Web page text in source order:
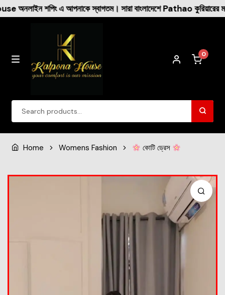
স্বাগতম। সারা বাংলাদেশে Pathao কুরিয়ারের মাধ্যমে ক্যাশ অন
0
Home Womens Fashion কোটি ড্রেস